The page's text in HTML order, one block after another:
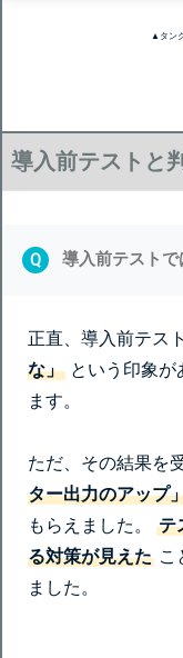
▲タン
導入前テストと
Q 導入前テスト
正直、導入前テス
な」 という印象が
ます。
ただ、その結果を
ター出力のアップ
もらえました。
テ
る対策が見えた こ
ました。